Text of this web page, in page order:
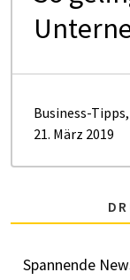
Business-Tipps,
21. März 2019
Spannende